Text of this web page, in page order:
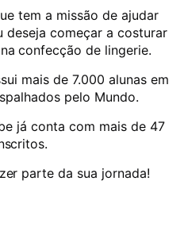
tem a missão de ajudar
deseja começar a costurar
confecção de lingerie.
mais de 7.000 alunas em
pelo Mundo.
já conta com mais de 47
parte da sua jornada!